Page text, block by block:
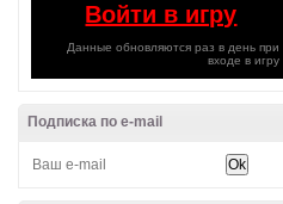
Войти в игру
Данные обновляются раз в день при
входе в игру
Подписка по e-mail